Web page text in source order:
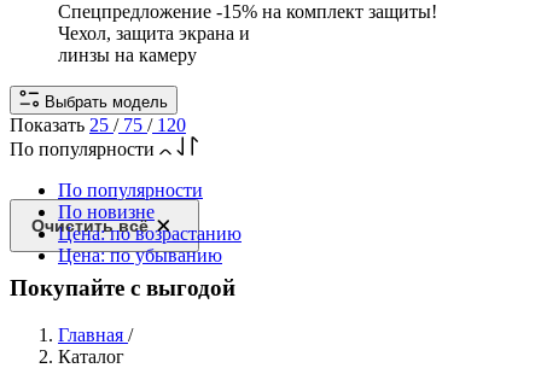
Спецпредложение -15% на комплект защиты!
Чехол, защита экрана и
линзы на камеру
Выбрать модель
Показать 25 / 75 / 120
По популярности
По популярности
По новизне
Цена: по возрастанию
Цена: по убыванию
Очистить всё
Покупайте с выгодой
Главная /
Каталог